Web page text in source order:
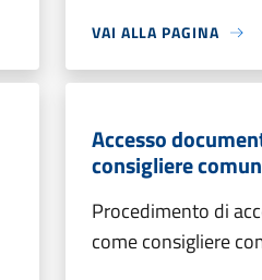
VAI ALLA PAGINA
Accesso
consigliere
Procedimento di
come consigliere